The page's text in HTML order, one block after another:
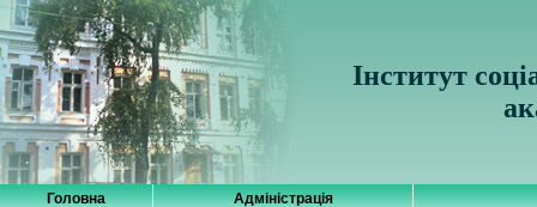
Інститут
Головна Адміністрація